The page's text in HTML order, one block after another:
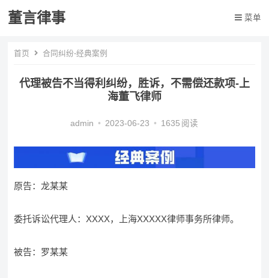
董言律事 菜单
首页 合同纠纷-经典案例
代理被告不当得利纠纷，胜诉，不需偿还款项-上
海董飞律师
admin • 2023-06-23 • 1635 阅读
原告：龙某某
委托诉讼代理人：XXXX，上海XXXXX律师事务所律师。
被告：罗某某